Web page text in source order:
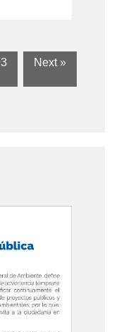
Next »